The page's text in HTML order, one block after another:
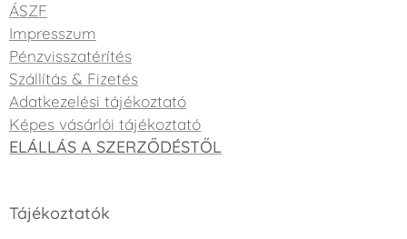
ÁSZF
Impresszum
Pénzvisszatérítés
Szállítás & Fizetés
Adatkezelési tájékoztató
Képes vásárlói tájékoztató
ELÁLLÁS A SZERZŐDÉSTŐL
Tájékoztatók